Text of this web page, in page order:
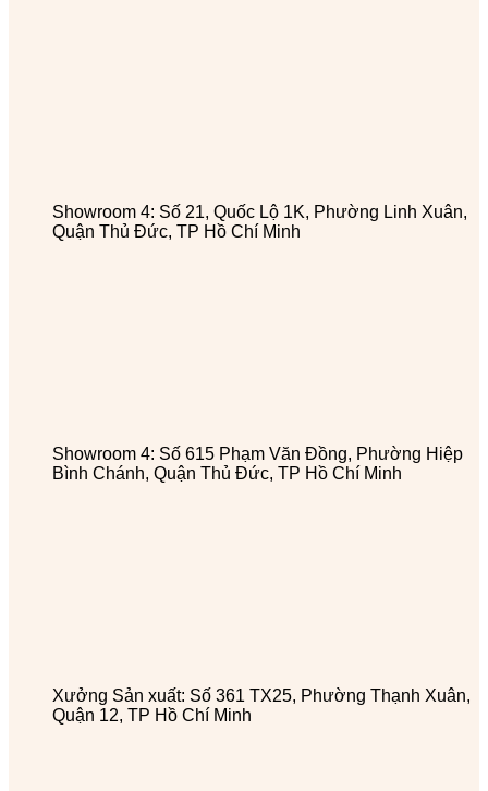
Showroom 4: Số 21, Quốc Lộ 1K, Phường Linh Xuân,
Quận Thủ Đức, TP Hồ Chí Minh
Showroom 4: Số 615 Phạm Văn Đồng, Phường Hiệp
Bình Chánh, Quận Thủ Đức, TP Hồ Chí Minh
Xưởng Sản xuất: Số 361 TX25, Phường Thạnh Xuân,
Quận 12, TP Hồ Chí Minh